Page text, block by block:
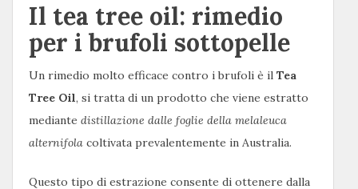
Il tea tree oil: rimedio
per i brufoli sottopelle
Un rimedio molto efficace contro i brufoli è il Tea
Tree Oil, si tratta di un prodotto che viene estratto
mediante distillazione dalle foglie della melaleuca
alternifola coltivata prevalentemente in Australia.
Questo tipo di estrazione consente di ottenere dalla